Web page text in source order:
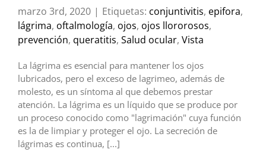
marzo 3rd, 2020 | Etiquetas: conjuntivitis, epifora,
lágrima, oftalmología, ojos, ojos llororosos,
prevención, queratitis, Salud ocular, Vista
La lágrima es esencial para mantener los ojos
lubricados, pero el exceso de lagrimeo, además de
molesto, es un síntoma al que debemos prestar
atención. La lágrima es un líquido que se produce por
un proceso conocido como "lagrimación" cuya función
es la de limpiar y proteger el ojo. La secreción de
lágrimas es continua, [...]